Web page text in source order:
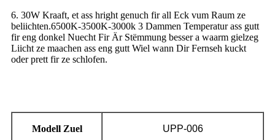
6. 30W Kraaft, et ass hright genuch fir all Eck vum Raum ze
beliichten.6500K-3500K-3000k 3 Dammen Temperatur ass gutt
fir eng donkel Nuecht Fir Är Stëmmung besser a waarm gielzeg
Liicht ze maachen ass eng gutt Wiel wann Dir Fernseh kuckt
oder prett fir ze schlofen.
Modell Zuel UPP-006